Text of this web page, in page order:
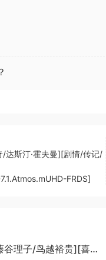
斯汀·霍夫曼][剧情/传记/
FRDS]
理子/鸟越裕贵][喜